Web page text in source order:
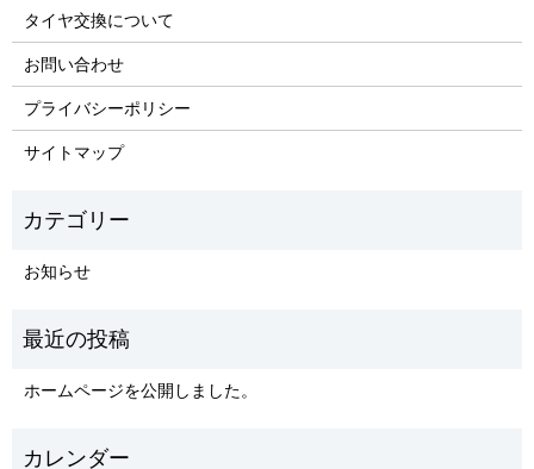
タイヤ交換について
お問い合わせ
プライバシーポリシー
サイトマップ
お知らせ
ホームページを公開しました。